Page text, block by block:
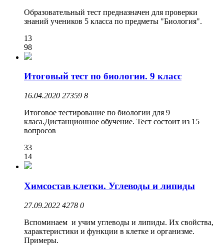
Образовательный тест предназначен для проверки
знаний учеников 5 класса по предметы "Биология".
13
98
Итоговый тест по биологии. 9 класс
16.04.2020 27359 8
Итоговое тестирование по биологии для 9
класа.Дистанционное обучение. Тест состоит из 15
вопросов
33
14
Химсостав клетки. Углеводы и липиды
27.09.2022 4278 0
Вспоминаем и учим углеводы и липиды. Их свойства,
характеристики и функции в клетке и организме.
Примеры.